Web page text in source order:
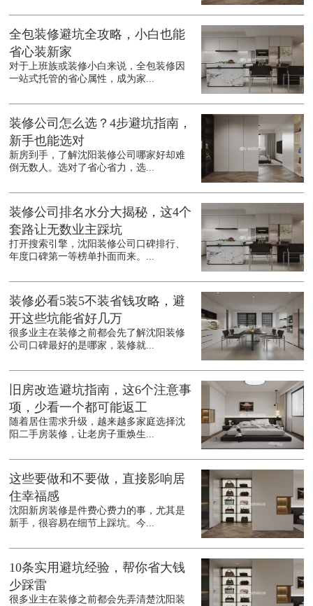
全包装修避坑全攻略，小白也能
省心装新家
对于上班族或装修小白来说，全包装修因
一站式托管的省心属性，成为家...
装修公司怎么选？4步避坑指南，
新手也能选对
新房到手，了解沈阳装修公司哪家好却难
倒无数人。选对了省心省力，选...
装修公司排名水分大揭秘，这4个
套路让无数业主踩坑
打开搜索引擎，沈阳装修公司口碑排行、
年度口碑第一等榜单扑面而来。...
装修必看5装5不装省钱攻略，避
开这些坑能省好几万
很多业主在装修之前都会先了解沈阳装修
公司口碑最好的是哪家，装修就...
旧房改造避坑指南，这6个注意事
项，少看一个都可能返工
随着居住需求升级，越来越多家庭选择沈
阳二手房装修，让老房子重焕生...
这些要做和不要做，直接影响居
住幸福感
沈阳新房装修是件费心费力的事，尤其是
新手，很容易在细节上踩坑。今...
10条实用避坑经验，帮你省大钱
少踩雷
很多业主在装修之前都会先弄清楚沈阳装